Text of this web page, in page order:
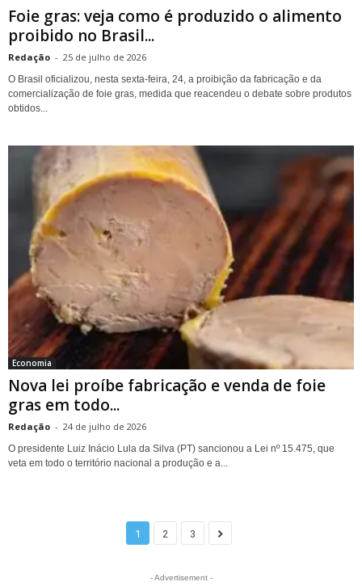
Foie gras: veja como é produzido o alimento
proibido no Brasil...
Redação - 25 de julho de 2026
O Brasil oficializou, nesta sexta-feira, 24, a proibição da fabricação e da
comercialização de foie gras, medida que reacendeu o debate sobre produtos
obtidos...
Economia
Nova lei proíbe fabricação e venda de foie
gras em todo...
Redação - 24 de julho de 2026
O presidente Luiz Inácio Lula da Silva (PT) sancionou a Lei nº 15.475, que
veta em todo o território nacional a produção e a...
1 2 3
- Advertisement -